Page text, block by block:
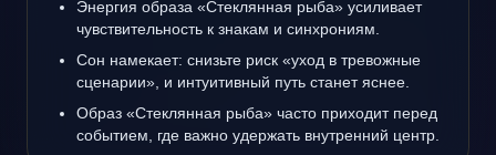
Энергия образа «Стеклянная рыба» усиливает
чувствительность к знакам и синхрониям.
Сон намекает: снизьте риск «уход в тревожные
сценарии», и интуитивный путь станет яснее.
Образ «Стеклянная рыба» часто приходит перед
событием, где важно удержать внутренний центр.